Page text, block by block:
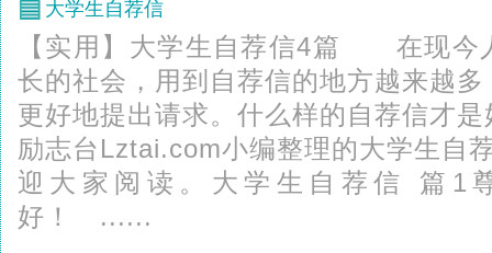
大学生自荐信
【实用】大学生自荐信4篇 在现今
长的社会，用到自荐信的地方越来越
更好地提出请求。什么样的自荐信才
励志台Lztai.com小编整理的大学生自
迎大家阅读。大学生自荐信
好！ ......